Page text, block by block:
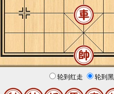
轮到红走 轮到